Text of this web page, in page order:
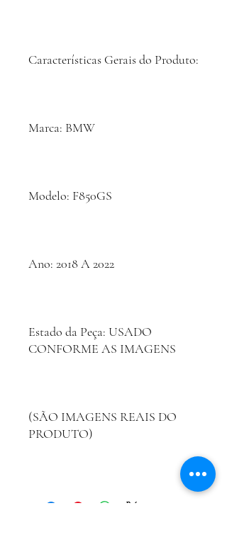
Características Gerais do Produto:
Marca: BMW
Modelo: F850GS
Ano: 2018 A 2022
Estado da Peça: USADO
CONFORME AS IMAGENS
(SÃO IMAGENS REAIS DO
PRODUTO)